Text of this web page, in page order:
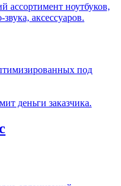
ассортимент ноутбуков,
аксессуаров.
под
деньги заказчика.